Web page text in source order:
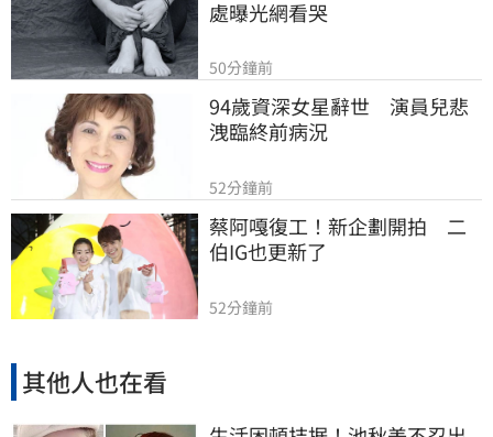
處曝光網看哭
50分鐘前
94歲資深女星辭世　演員兒悲
洩臨終前病況
52分鐘前
蔡阿嘎復工！新企劃開拍　二
伯IG也更新了
52分鐘前
其他人也在看